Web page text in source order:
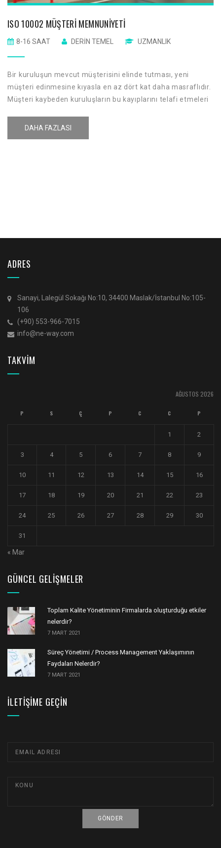
ISO 10002 MÜŞTERI MEMNUNIYETI
8-16 SAAT DERIN TEMEL UZMANLIK
Bir kuruluşun mevcut müşterisini elinde tutması, yeni
müşteri edinmesine kıyasla en az dört kat daha masraflıdır.
Müşteri kaybeden kuruluşların bu kayıplarını telafi etmeleri
gerekir. Bu durumlara maruz kalmamak için her yönetim
DAHA FAZLASI
ADRES
Sanayi, Lalegül Sokağı No:10, 34400 Maslak/İstanbul No:105-
106
(+90) 553-966-7015
info@ne-way.com
TAKVİM
AĞUSTOS 2026
P S Ç P C C P
1 2
3 4 5 6 7 8 9
10 11 12 13 14 15 16
17 18 19 20 21 22 23
24 25 26 27 28 29 30
31
« Mar
GÜNCEL GELIŞMELER
Toplam Kalite Yönetiminin Firmalarda oluşturduğu etkiler
nelerdir?
7 MART 2021
Süreç Yönetimi / Process Management Yaklaşımının
Faydaları Nelerdir?
7 MART 2021
İLETIŞIME GEÇIN